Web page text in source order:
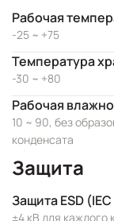
Рабочая
-25 ~ +75
Температура
-30 ~ +80
Рабочая
10 ~ 90, без
конденсата
Защита
Защита ESD
±4 кВ для каждого